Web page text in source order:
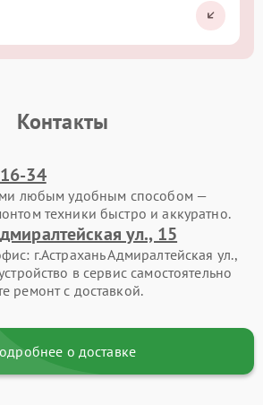
Контакты
34
любым удобным способом —
техники быстро и аккуратно.
ул., 15
г.Астрахань Адмиралтейская ул.,
в сервис самостоятельно
ремонт с доставкой.
о доставке